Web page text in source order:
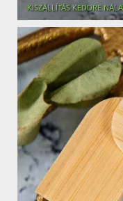
KISZÁLLÍTÁS KEDDRE